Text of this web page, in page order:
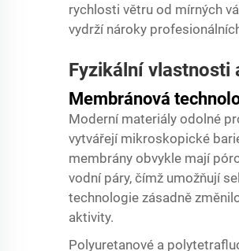
rychlosti větru od mírných
vydrží nároky
Fyzikální vlastnosti
Membránová
Moderní materiály odolné
vytvářejí mikroskopické
membrány obvykle mají
vodní páry, čímž umožňují
technologie zásadně
aktivity.
Polyuretanové a